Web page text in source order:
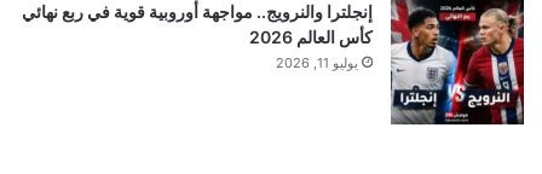
إنجلترا والنرويج.. مواجهة أوروبية قوية في ربع نهائي
كأس العالم 2026
يوليو 11, 2026